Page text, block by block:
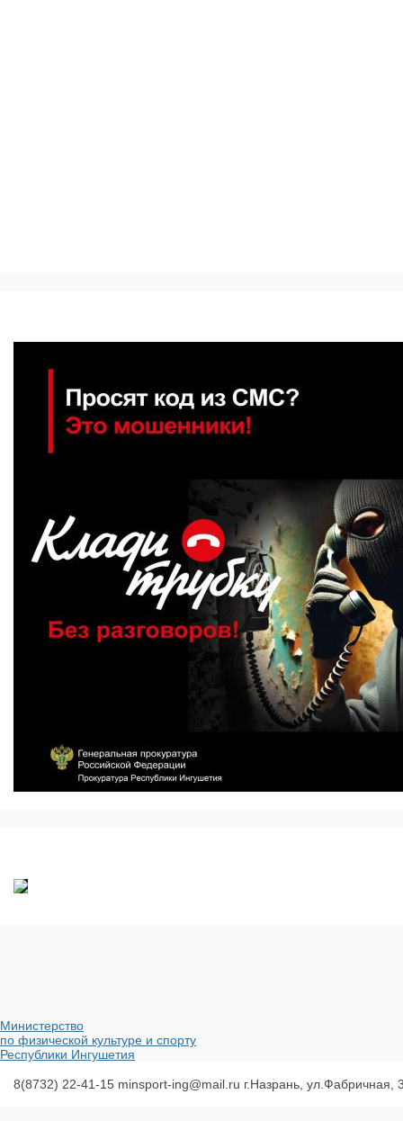
Министерство
по физической культуре и спорту
Республики Ингушетия
8(8732) 22-41-15 minsport-ing@mail.ru г.Назрань, ул.Фабричная,